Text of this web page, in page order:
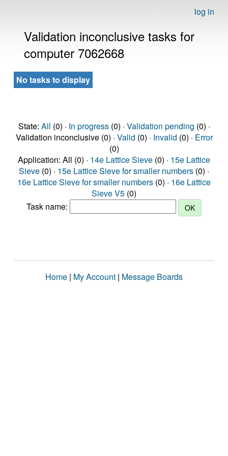
log in
Validation inconclusive tasks for
computer 7062668
No tasks to display
State: All (0) · In progress(0) · Validation pending (0) ·
Validation inconclusive (0) · Valid (0) · Invalid (0) · Error
(0)
Application: All (0) · 14e Lattice Sieve (0) · 15e Lattice
Sieve (0) · 15e Lattice Sieve for smaller numbers (0) ·
16e Lattice Sieve for smaller numbers (0) · 16e Lattice
Sieve V5 (0)
Task name:
Home | My Account | Message Boards